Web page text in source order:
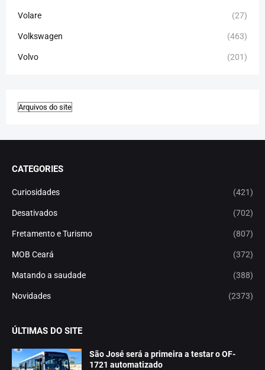
Volare (27)
Volkswagen (463)
Volvo (201)
CATEGORIES
Curiosidades (421)
Desativados (702)
Fretamento e Turismo (807)
MOB Ceará (372)
Matando a saudade (388)
Novidades (2373)
ÚLTIMAS DO SITE
São José será a primeira a testar o OF-
1721 automatizado